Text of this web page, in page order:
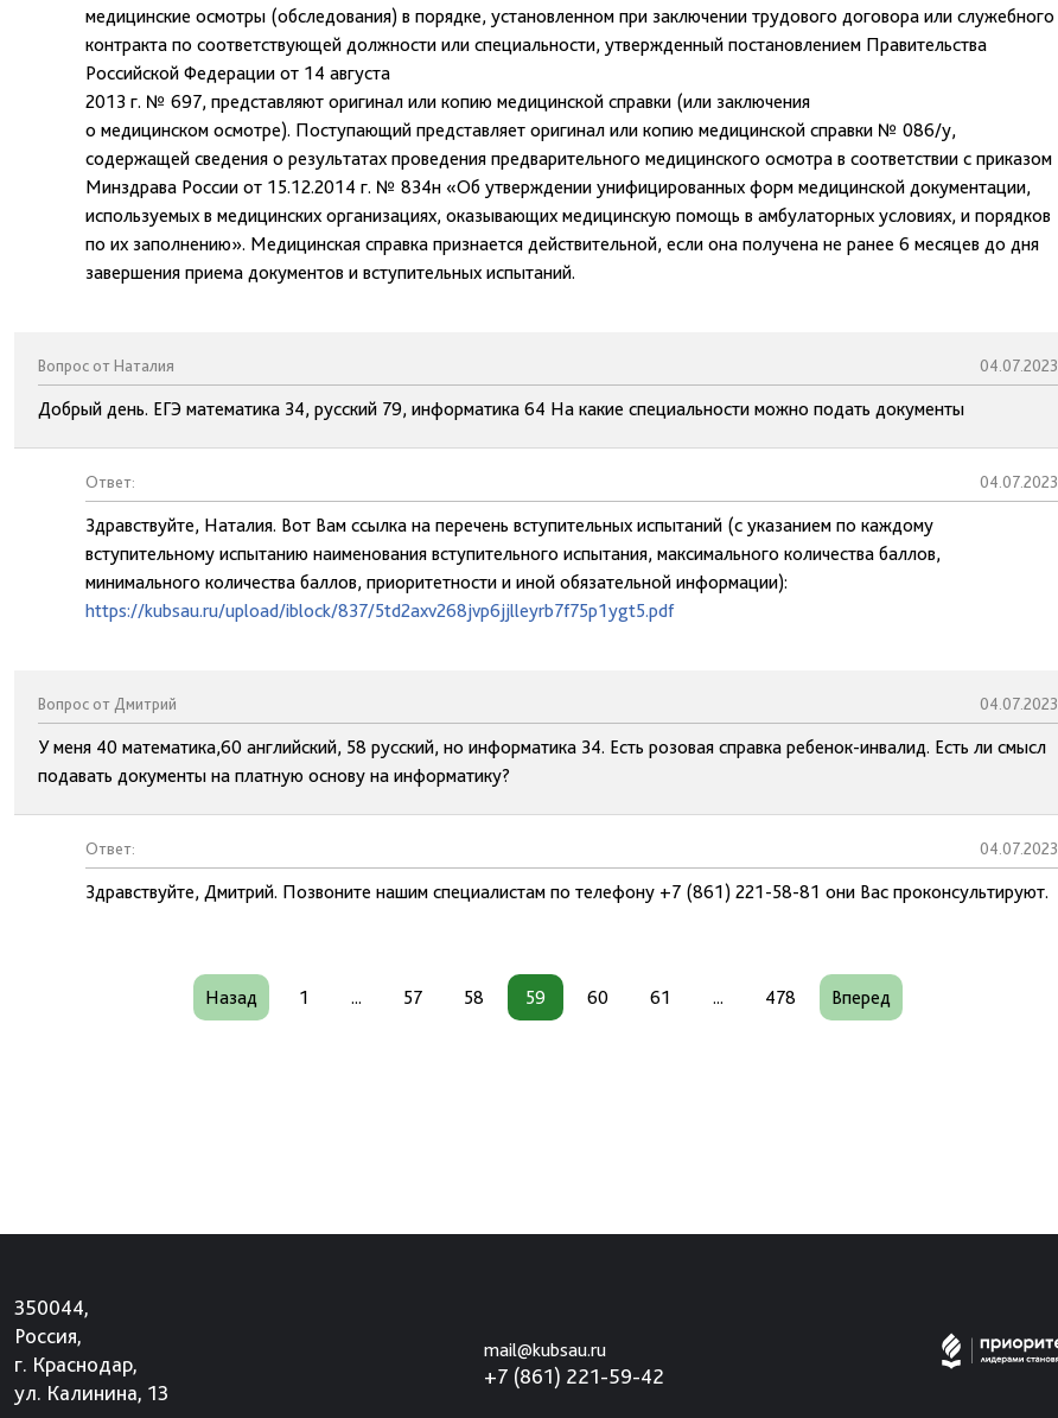
медицинские осмотры (обследования) в порядке, установленном при заключении трудового договора или служебного
контракта по соответствующей должности или специальности, утвержденный постановлением Правительства
Российской Федерации от 14 августа
2013 г. № 697, представляют оригинал или копию медицинской справки (или заключения
о медицинском осмотре). Поступающий представляет оригинал или копию медицинской справки № 086/у,
содержащей сведения о результатах проведения предварительного медицинского осмотра в соответствии с приказом
Минздрава России от 15.12.2014 г. № 834н «Об утверждении унифицированных форм медицинской документации,
используемых в медицинских организациях, оказывающих медицинскую помощь в амбулаторных условиях, и порядков
по их заполнению». Медицинская справка признается действительной, если она получена не ранее 6 месяцев до дня
завершения приема документов и вступительных испытаний.
Вопрос от Наталия 04.07.2023
Добрый день. ЕГЭ математика 34, русский 79, информатика 64 На какие специальности можно подать документы
Ответ: 04.07.2023
Здравствуйте, Наталия. Вот Вам ссылка на перечень вступительных испытаний (с указанием по каждому
вступительному испытанию наименования вступительного испытания, максимального количества баллов,
минимального количества баллов, приоритетности и иной обязательной информации):
https://kubsau.ru/upload/iblock/837/5td2axv268jvp6jjlleyrb7f75p1ygt5.pdf
Вопрос от Дмитрий 04.07.2023
У меня 40 математика,60 английский, 58 русский, но информатика 34. Есть розовая справка ребенок-инвалид. Есть ли смысл
подавать документы на платную основу на информатику?
Ответ: 04.07.2023
Здравствуйте, Дмитрий. Позвоните нашим специалистам по телефону +7 (861) 221-58-81 они Вас проконсультируют.
Назад 1 ... 57 58 59 60 61 ... 478 Вперед
350044,
Россия,
г. Краснодар,
ул. Калинина, 13
mail@kubsau.ru
+7 (861) 221-59-42